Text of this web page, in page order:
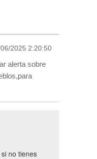
2025 2:20:50
alerta sobre
si no tienes